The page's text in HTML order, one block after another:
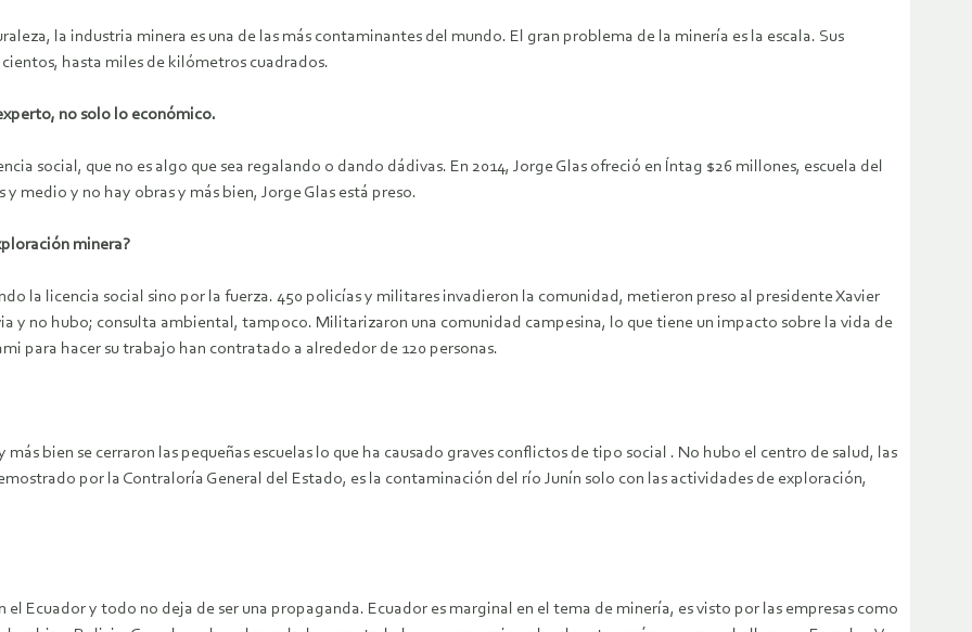
la industria minera es una de las más contaminantes del mundo. El gran problema de la minería es la escala. Sus
hasta miles de kilómetros cuadrados.
no solo lo económico.
social, que no es algo que sea regalando o dando dádivas. En 2014, Jorge Glas ofreció en Íntag $26 millones, escuela del
medio y no hay obras y más bien, Jorge Glas está preso.
minera?
la licencia social sino por la fuerza. 450 policías y militares invadieron la comunidad, metieron preso al presidente Xavier
y no hubo; consulta ambiental, tampoco. Militarizaron una comunidad campesina, lo que tiene un impacto sobre la vida de
para hacer su trabajo han contratado a alrededor de 120 personas.
bien se cerraron las pequeñas escuelas lo que ha causado graves conflictos de tipo social . No hubo el centro de salud, las
por la Contraloría General del Estado, es la contaminación del río Junín solo con las actividades de exploración,
Ecuador y todo no deja de ser una propaganda. Ecuador es marginal en el tema de minería, es visto por las empresas como